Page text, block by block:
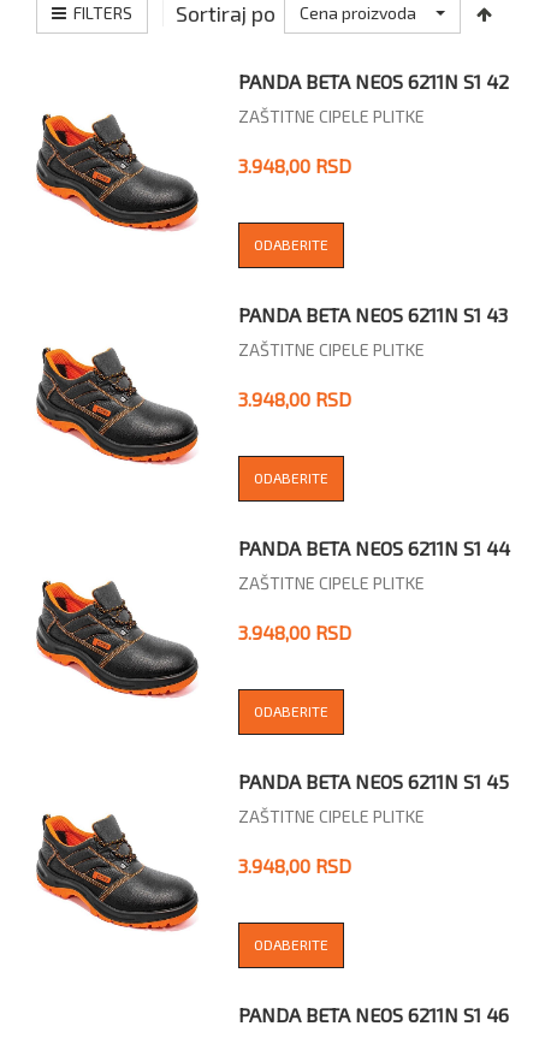
FILTERS Sortiraj po Cena proizvoda
PANDA BETA NEOS 6211N S1 42
ZAŠTITNE CIPELE PLITKE
3.948,00 RSD
ODABERITE
PANDA BETA NEOS 6211N S1 43
ZAŠTITNE CIPELE PLITKE
3.948,00 RSD
ODABERITE
PANDA BETA NEOS 6211N S1 44
ZAŠTITNE CIPELE PLITKE
3.948,00 RSD
ODABERITE
PANDA BETA NEOS 6211N S1 45
ZAŠTITNE CIPELE PLITKE
3.948,00 RSD
ODABERITE
PANDA BETA NEOS 6211N S1 46